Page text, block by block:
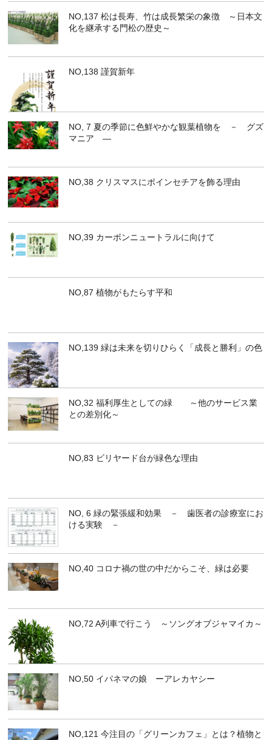
NO,137 松は長寿、竹は成長繁栄の象徴 ～日本文
化を継承する門松の歴史～
NO,138 謹賀新年
NO, 7 夏の季節に色鮮やかな観葉植物を － グズ
マニア ―
NO,38 クリスマスにポインセチアを飾る理由
NO,39 カーボンニュートラルに向けて
NO,87 植物がもたらす平和
NO,139 緑は未来を切りひらく「成長と勝利」の色
NO,32 福利厚生としての緑 ～他のサービス業
との差別化～
NO,83 ビリヤード台が緑色な理由
NO, 6 緑の緊張緩和効果 － 歯医者の診療室にお
ける実験 －
NO,40 コロナ禍の世の中だからこそ、緑は必要
NO,72 A列車で行こう ～ソングオブジャマイカ～
NO,50 イパネマの娘 ーアレカヤシー
NO,121 今注目の「グリーンカフェ」とは？植物と